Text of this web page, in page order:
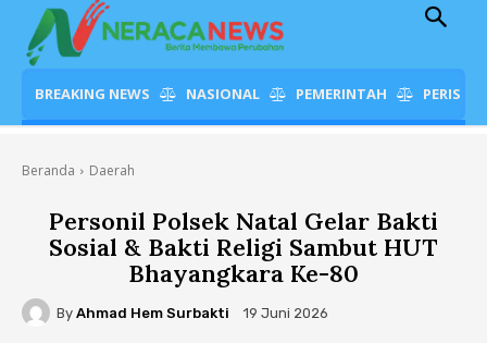
BREAKING NEWS NASIONAL PEMERINTAH
Beranda Daerah
Personil Polsek Natal Gelar Bakti
Sosial & Bakti Religi Sambut HUT
Bhayangkara Ke-80
By Ahmad Hem Surbakti 19 Juni 2026